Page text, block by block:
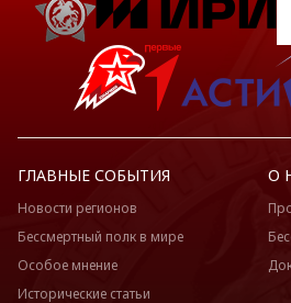
ГЛАВНЫЕ СОБЫТИЯ
Новости регионов
Бессмертный полк в мире
Особое мнение
Исторические статьи
О